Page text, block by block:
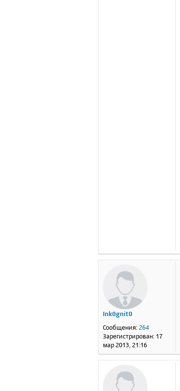
Ink0gnit0
Сообщения: 264
Зарегистрирован: 17
мар 2013, 21:16